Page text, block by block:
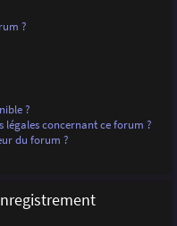
?
?
légales concernant ce forum ?
du forum ?